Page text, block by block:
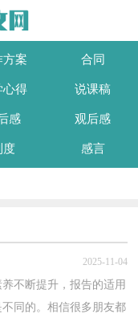
方案 合同
心得 说课稿
感 观后感
度 感言
2025-11-04
不断提升，报告的适用
同的。相信很多朋友都